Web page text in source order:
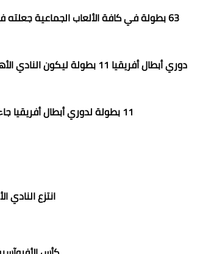
دوري أبطال أفريقيا 11
11 بطولة لدوري أبطال أفريقيا جاءت أعوام 1982- 1987-2005-2006-2008-2012-2013-2020-2021-2023
انتزع النادي الأهلي المصري